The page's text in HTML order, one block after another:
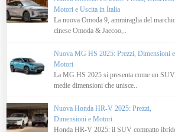
Motori e Uscita in Italia
La nuova Omoda 9, ammiraglia del
cinese Omoda & Jaecoo,..
Nuova MG HS 2025: Prezzi, Dimensioni e
Motori
La MG HS 2025 si presenta come un
medie dimensioni che unisce..
Nuova Honda HR-V 2025: Prezzi,
Dimensioni e Motori
Honda HR-V 2025: il SUV compatto